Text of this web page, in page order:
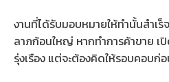
งานที่ได้รับมอบหมายให้ทำนั้นสำเร็
ลาภก้อนใหญ่ หากทำการค้าขาย เ
รุ่งเรือง แต่จะต้องคิดให้รอบคอบก่